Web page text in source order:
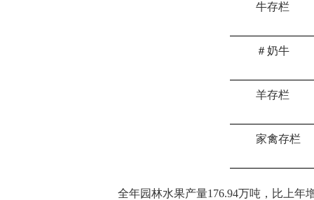
牛存栏
＃奶牛
羊存栏
家禽存栏
全年园林水果产量176.94万吨，比上年